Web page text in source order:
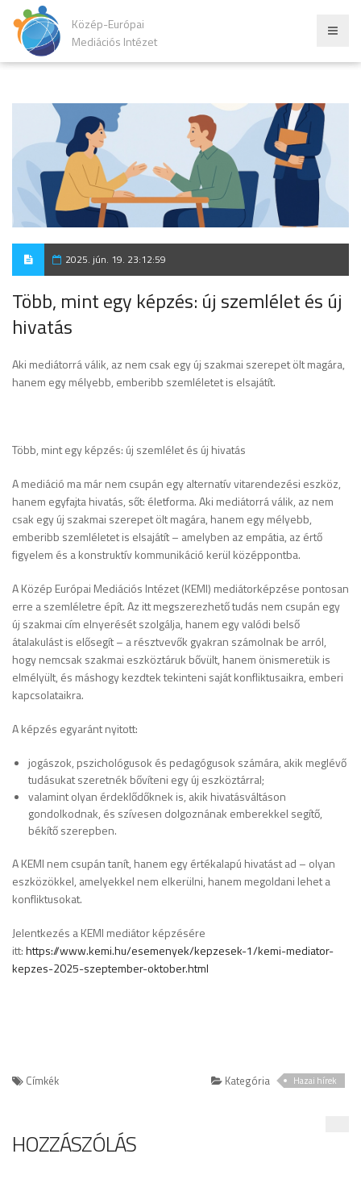
Közép-Európai
Mediációs Intézet
2025. jún. 19. 23:12:59
Több, mint egy képzés: új szemlélet és új
hivatás
Aki mediátorrá válik, az nem csak egy új szakmai szerepet ölt magára,
hanem egy mélyebb, emberibb szemléletet is elsajátít.
Több, mint egy képzés: új szemlélet és új hivatás
A mediáció ma már nem csupán egy alternatív vitarendezési eszköz,
hanem egyfajta hivatás, sőt: életforma. Aki mediátorrá válik, az nem
csak egy új szakmai szerepet ölt magára, hanem egy mélyebb,
emberibb szemléletet is elsajátít – amelyben az empátia, az értő
figyelem és a konstruktív kommunikáció kerül középpontba.
A Közép Európai Mediációs Intézet (KEMI) mediátorképzése pontosan
erre a szemléletre épít. Az itt megszerezhető tudás nem csupán egy
új szakmai cím elnyerését szolgálja, hanem egy valódi belső
átalakulást is elősegít – a résztvevők gyakran számolnak be arról,
hogy nemcsak szakmai eszköztáruk bővült, hanem önismeretük is
elmélyült, és máshogy kezdtek tekinteni saját konfliktusaikra, emberi
kapcsolataikra.
A képzés egyaránt nyitott:
jogászok, pszichológusok és pedagógusok számára, akik meglévő
tudásukat szeretnék bővíteni egy új eszköztárral;
valamint olyan érdeklődőknek is, akik hivatásváltáson
gondolkodnak, és szívesen dolgoznának emberekkel segítő,
békítő szerepben.
A KEMI nem csupán tanít, hanem egy értékalapú hivatást ad – olyan
eszközökkel, amelyekkel nem elkerülni, hanem megoldani lehet a
konfliktusokat.
Jelentkezés a KEMI mediátor képzésére
itt:https://www.kemi.hu/esemenyek/kepzesek-1/kemi-mediator-
kepzes-2025-szeptember-oktober.html
Címkék Kategória Hazai hírek
HOZZÁSZÓLÁS